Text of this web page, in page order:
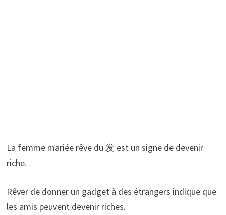
La femme mariée rêve du 发 est un signe de devenir
riche.
Rêver de donner un gadget à des étrangers indique que
les amis peuvent devenir riches.